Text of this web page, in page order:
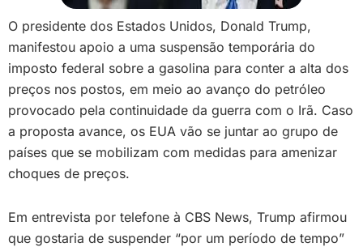
O presidente dos Estados Unidos, Donald Trump,
manifestou apoio a uma suspensão temporária do
imposto federal sobre a gasolina para conter a alta dos
preços nos postos, em meio ao avanço do petróleo
provocado pela continuidade da guerra com o Irã. Caso
a proposta avance, os EUA vão se juntar ao grupo de
países que se mobilizam com medidas para amenizar
choques de preços.
Em entrevista por telefone à CBS News, Trump afirmou
que gostaria de suspender “por um período de tempo”